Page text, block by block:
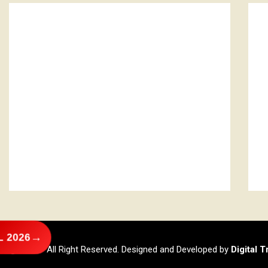
@2026 – All Right Reserved. Designed and Developed by Digital
2026→